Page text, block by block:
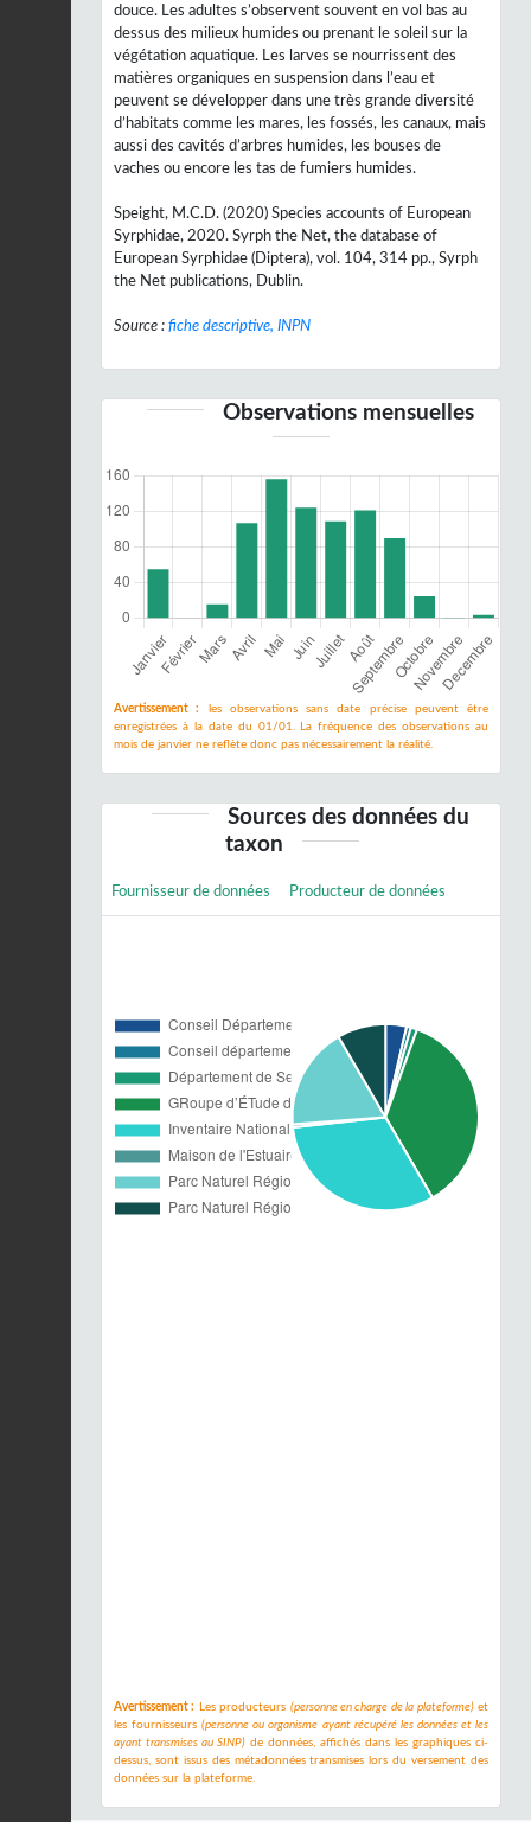
douce. Les adultes s’observent souvent en vol bas au
dessus des milieux humides ou prenant le soleil sur la
végétation aquatique. Les larves se nourrissent des
matières organiques en suspension dans l’eau et
peuvent se développer dans une très grande diversité
d’habitats comme les mares, les fossés, les canaux, mais
aussi des cavités d’arbres humides, les bouses de
vaches ou encore les tas de fumiers humides.
Speight, M.C.D. (2020) Species accounts of European
Syrphidae, 2020. Syrph the Net, the database of
European Syrphidae (Diptera), vol. 104, 314 pp., Syrph
the Net publications, Dublin.
Source : fiche descriptive, INPN
Observations mensuelles
Avertissement :
les observations sans date précise peuvent être
enregistrées à la date du 01/01. La fréquence des observations au
mois de janvier ne reflète donc pas nécessairement la réalité.
Sources des données du
taxon
Fournisseur de données Producteur de données
Avertissement : Les producteurs (personne en charge de la plateforme)et
les fournisseurs(personne ou organisme ayant récupéré les données et les
ayant transmises au SINP) de données, affichés dans les graphiques ci-
dessus, sont issus des métadonnées transmises lors du versement des
données sur la plateforme.